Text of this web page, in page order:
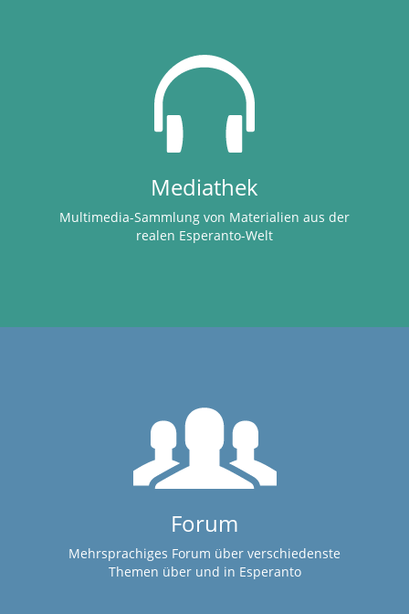
Mediathek
Multimedia-Sammlung von Materialien aus der
realen Esperanto-Welt
Forum
Mehrsprachiges Forum über verschiedenste
Themen über und in Esperanto